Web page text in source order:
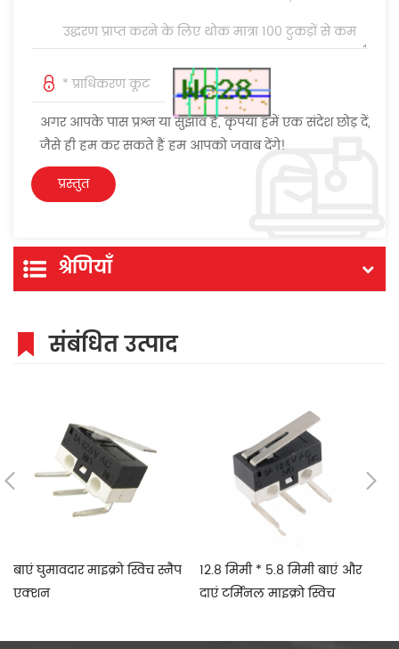
अगर आपके पास प्रश्न या सुझाव हैं, कृपया हमें एक संदेश छोड़ दें,
जैसे ही हम कर सकते हैं हम आपको जवाब देंगे!
श्रेणियाँ
संबंधित उत्पाद
बाएं घुमावदार माइक्रो स्विच स्नैप
एक्शन
12.8 मिमी * 5.8 मिमी बाएं और
दाएं टर्मिनल माइक्रो स्विच